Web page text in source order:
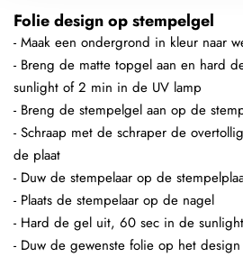
Folie design op stempelgel
- Maak een ondergrond in kleur naar
- Breng de matte topgel aan en hard
sunlight of 2 min in de UV lamp
- Breng de stempelgel aan op de
- Schraap met de schraper de
de plaat
- Duw de stempelaar op de
- Plaats de stempelaar op de nagel
- Hard de gel uit, 60 sec in de
- Duw de gewenste folie op het design